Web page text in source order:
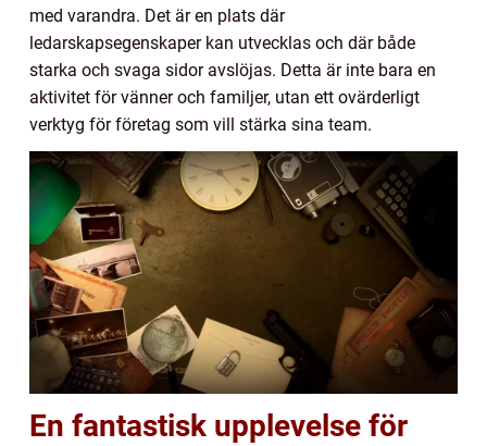
med varandra. Det är en plats där
ledarskapsegenskaper kan utvecklas och där både
starka och svaga sidor avslöjas. Detta är inte bara en
aktivitet för vänner och familjer, utan ett ovärderligt
verktyg för företag som vill stärka sina team.
En fantastisk upplevelse för